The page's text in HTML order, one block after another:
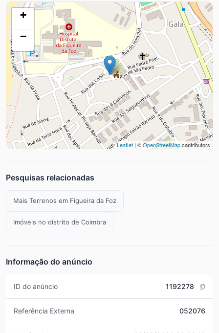
+
−
Leaflet | ©OpenStreetMapcontributors
Pesquisas relacionadas
Mais Terrenos em Figueira da Foz
Imóveis no distrito de Coimbra
Informação do anúncio
ID do anúncio 1192278
Referência Externa 052076